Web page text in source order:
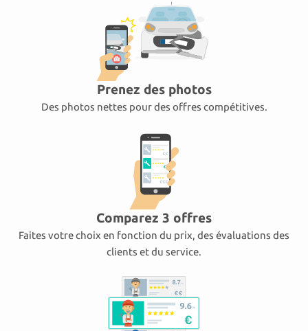
Prenez des photos
Des photos nettes pour des offres compétitives.
Comparez 3 offres
Faites votre choix en fonction du prix, des évaluations des
clients et du service.